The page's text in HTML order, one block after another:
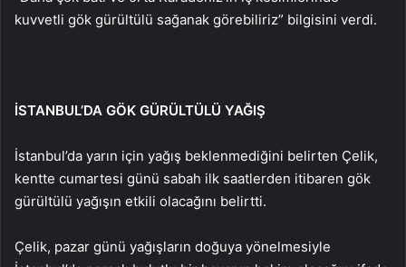
kuvvetli gök gürültülü sağanak görebiliriz” bilgisini verdi.
İSTANBUL’DA GÖK GÜRÜLTÜLÜ YAĞIŞ
İstanbul’da yarın için yağış beklenmediğini belirten Çelik,
kentte cumartesi günü sabah ilk saatlerden itibaren gök
gürültülü yağışın etkili olacağını belirtti.
Çelik, pazar günü yağışların doğuya yönelmesiyle